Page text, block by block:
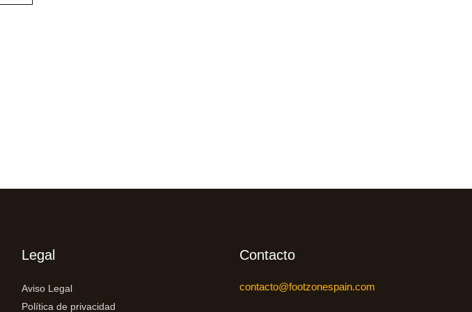
Legal
Aviso Legal
Política de privacidad
Contacto
contacto@footzonespain.com